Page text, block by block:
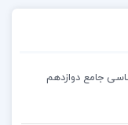
جامع دوازدهم